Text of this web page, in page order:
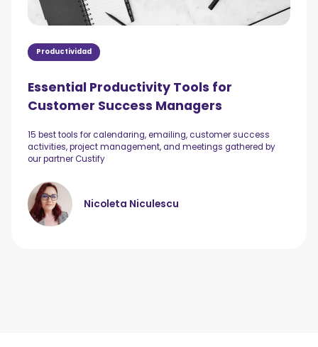
Productividad
Essential Productivity Tools for
Customer Success Managers
15 best tools for calendaring, emailing, customer success
activities, project management, and meetings gathered by
our partner Custify
Nicoleta Niculescu